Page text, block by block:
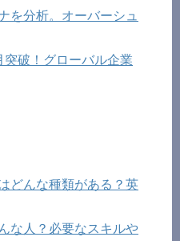
を分析。オーバーシュ
突破！グローバル企業
どんな種類がある？英
な人？必要なスキルや